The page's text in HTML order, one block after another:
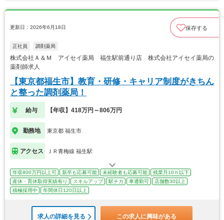
更新日：2026年6月18日 保存する
正社員 調剤薬局
株式会社Ａ＆Ｍ アイセイ薬局 福生駅前通り店 株式会社アイセイ薬局の
薬剤師求人
【東京都福生市】教育・研修・キャリア制度がきちん
と整った調剤薬局！
給与 【年収】418万円～806万円
勤務地 東京都 福生市
アクセス ＪＲ青梅線 福生駅
年収800万円以上可 新卒も応募可能 未経験者も応募可能
残業月10ｈ以下
産休・育休取得実績有り
スキルアップ 駅チカ 車通勤可
店舗数30以上
積極採用中
年間休日120日以上
求人の詳細を見る この求人に興味がある